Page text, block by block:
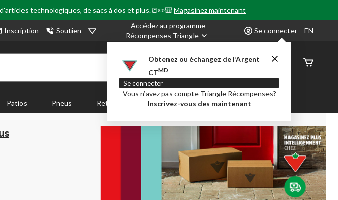
technologiques, de sacs à dos et plus.📒✏️🎒Magasinez maintenant
Inscription Soutien
Accédez au programme
Récompenses Triangle
Se connecter
Obtenez ou échangez de l’Argent
CTMD
Se connecter
Vous n’avez pas compte Triangle Récompenses?
Inscrivez-vous des maintenant
EN
État de
Patios Pneus Retour en Classe Party City Centre-auto